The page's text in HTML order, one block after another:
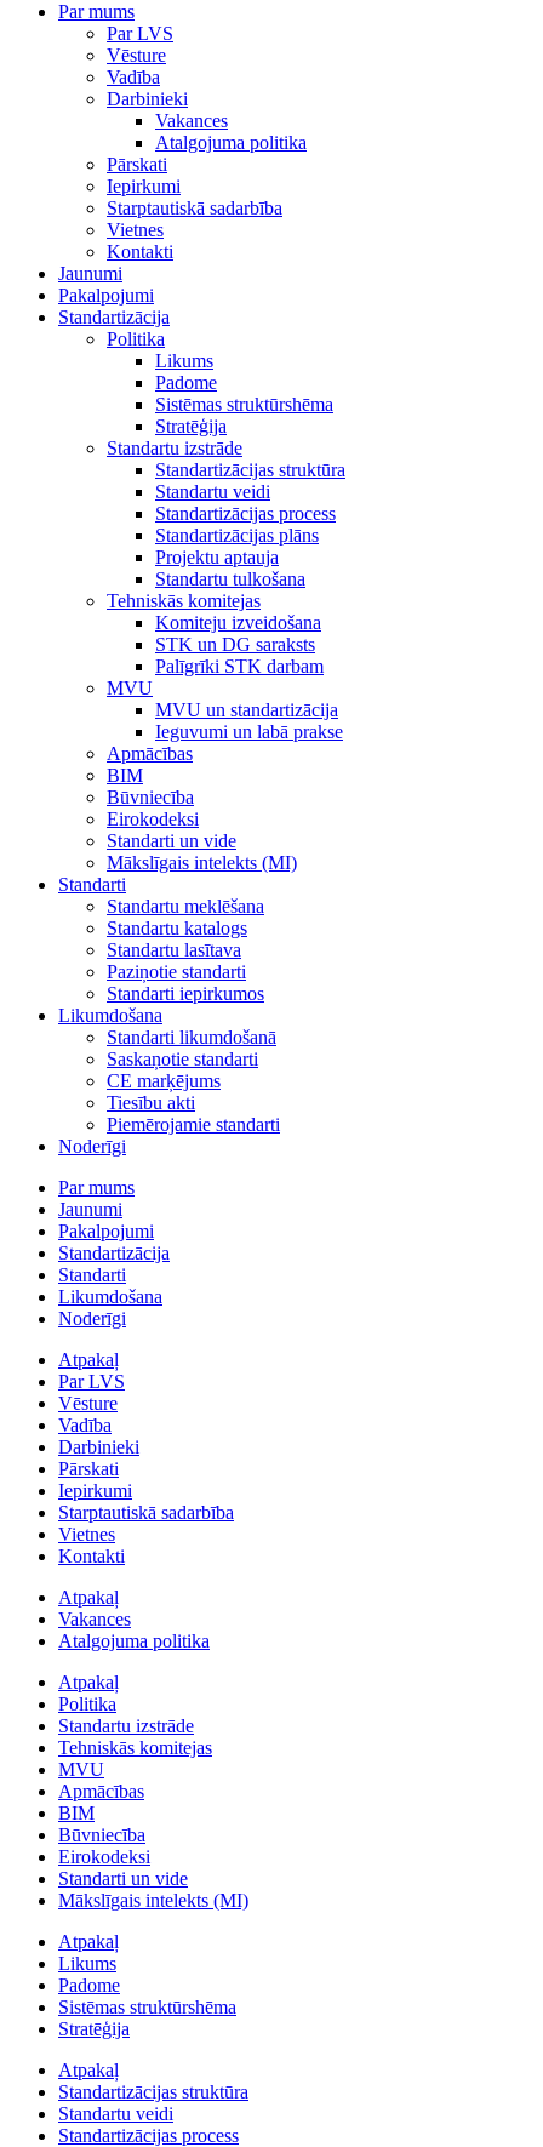
Par mums
Par LVS
Vēsture
Vadība
Darbinieki
Vakances
Atalgojuma politika
Pārskati
Iepirkumi
Starptautiskā sadarbība
Vietnes
Kontakti
Jaunumi
Pakalpojumi
Standartizācija
Politika
Likums
Padome
Sistēmas struktūrshēma
Stratēģija
Standartu izstrāde
Standartizācijas struktūra
Standartu veidi
Standartizācijas process
Standartizācijas plāns
Projektu aptauja
Standartu tulkošana
Tehniskās komitejas
Komiteju izveidošana
STK un DG saraksts
Palīgrīki STK darbam
MVU
MVU un standartizācija
Ieguvumi un labā prakse
Apmācības
BIM
Būvniecība
Eirokodeksi
Standarti un vide
Mākslīgais intelekts (MI)
Standarti
Standartu meklēšana
Standartu katalogs
Standartu lasītava
Paziņotie standarti
Standarti iepirkumos
Likumdošana
Standarti likumdošanā
Saskaņotie standarti
CE marķējums
Tiesību akti
Piemērojamie standarti
Noderīgi
Par mums
Jaunumi
Pakalpojumi
Standartizācija
Standarti
Likumdošana
Noderīgi
Atpakaļ
Par LVS
Vēsture
Vadība
Darbinieki
Pārskati
Iepirkumi
Starptautiskā sadarbība
Vietnes
Kontakti
Atpakaļ
Vakances
Atalgojuma politika
Atpakaļ
Politika
Standartu izstrāde
Tehniskās komitejas
MVU
Apmācības
BIM
Būvniecība
Eirokodeksi
Standarti un vide
Mākslīgais intelekts (MI)
Atpakaļ
Likums
Padome
Sistēmas struktūrshēma
Stratēģija
Atpakaļ
Standartizācijas struktūra
Standartu veidi
Standartizācijas process